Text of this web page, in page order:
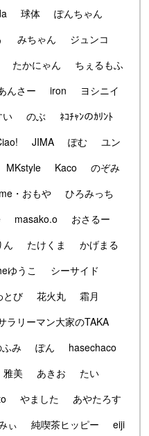
球体
ぽんちゃん
みちゃん
ジュンコ
たかにゃん
ちぇるもふ
んさー iron
ヨシニイ
い のぶ
ﾈｺﾁｬﾝのｶﾘﾝﾄ
JIMA ぽむ
ユン
MKstyle Kaco
のぞみ
・おもや
ひろみっち
masako.o
おさるー
ん たけくま
かげまる
ゆうこ
シーサイド
とび 花火丸
霜月
ラリーマン大家のTAKA
み ぽん
hasechaco
雅美 あきお
たい
やました
あやたろす
ぃ 純喫茶ヒッピー
eiji